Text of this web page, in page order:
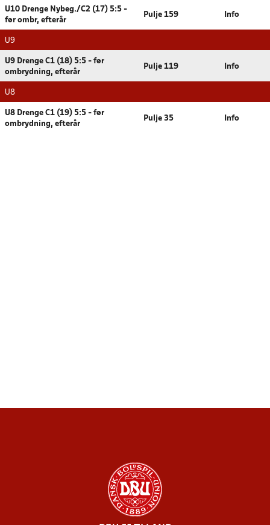
U10 Drenge Nybeg./C2 (17) 5:5 -
før ombr, efterår
Pulje 159 Info
U9
U9 Drenge C1 (18) 5:5 - før
ombrydning, efterår
Pulje 119 Info
U8
U8 Drenge C1 (19) 5:5 - før
ombrydning, efterår
Pulje 35 Info